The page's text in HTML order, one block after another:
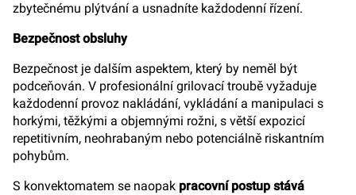
zbytečnému plýtvání a usnadníte každodenní řízení.
Bezpečnost obsluhy
Bezpečnost je dalším aspektem, který by neměl být
podceňován. V profesionální grilovací troubě vyžaduje
každodenní provoz nakládání, vykládání a manipulaci s
horkými, těžkými a objemnými rožni, s větší expozicí
repetitivním, neohrabaným nebo potenciálně riskantním
pohybům.
S konvektomatem se naopak pracovní postup stává